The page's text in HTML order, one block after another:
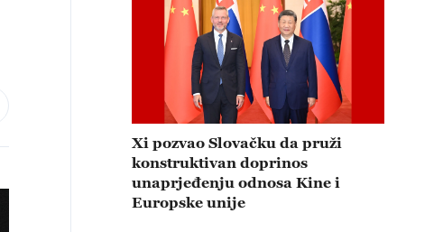
Xi pozvao Slovačku da pruži
konstruktivan doprinos
unaprjeđenju odnosa Kine i
Europske unije